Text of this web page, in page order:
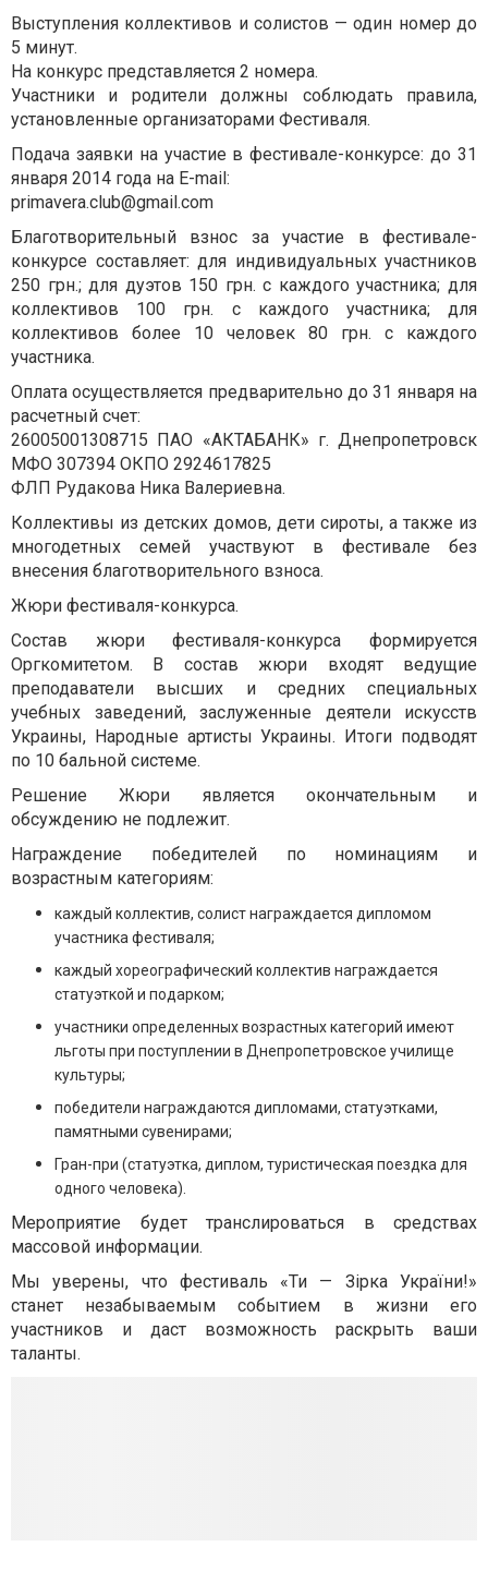
Выступления коллективов и солистов — один номер до
5 минут.
На конкурс представляется 2 номера.
Участники и родители должны соблюдать правила,
установленные организаторами Фестиваля.
Подача заявки на участие в фестивале-конкурсе: до 31
января 2014 года на E-mail:
primavera.club@gmail.com
Благотворительный взнос за участие в фестивале-
конкурсе составляет: для индивидуальных участников
250 грн.; для дуэтов 150 грн. с каждого участника; для
коллективов 100 грн. с каждого участника; для
коллективов более 10 человек 80 грн. с каждого
участника.
Оплата осуществляется предварительно до 31 января на
расчетный счет:
26005001308715 ПАО «АКТАБАНК» г. Днепропетровск
МФО 307394 ОКПО 2924617825
ФЛП Рудакова Ника Валериевна.
Коллективы из детских домов, дети сироты, а также из
многодетных семей участвуют в фестивале без
внесения благотворительного взноса.
Жюри фестиваля-конкурса.
Состав жюри фестиваля-конкурса формируется
Оргкомитетом. В состав жюри входят ведущие
преподаватели высших и средних специальных
учебных заведений, заслуженные деятели искусств
Украины, Народные артисты Украины. Итоги подводят
по 10 бальной системе.
Решение Жюри является окончательным и
обсуждению не подлежит.
Награждение победителей по номинациям и
возрастным категориям:
каждый коллектив, солист награждается дипломом
участника фестиваля;
каждый хореографический коллектив награждается
статуэткой и подарком;
участники определенных возрастных категорий имеют
льготы при поступлении в Днепропетровское училище
культуры;
победители награждаются дипломами, статуэтками,
памятными сувенирами;
Гран-при (статуэтка, диплом, туристическая поездка для
одного человека).
Мероприятие будет транслироваться в средствах
массовой информации.
Мы уверены, что фестиваль «Ти — Зірка України!»
станет незабываемым событием в жизни его
участников и даст возможность раскрыть ваши
таланты.